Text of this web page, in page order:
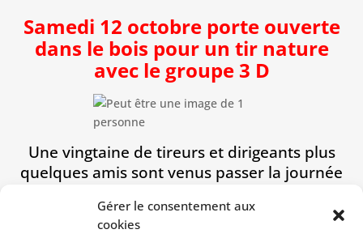
Gérer le consentement aux
cookies
Samedi 12 octobre porte ouverte
dans le bois pour un tir nature
avec le groupe 3 D
Une vingtaine de tireurs et dirigeants plus
quelques amis sont venus passer la journée